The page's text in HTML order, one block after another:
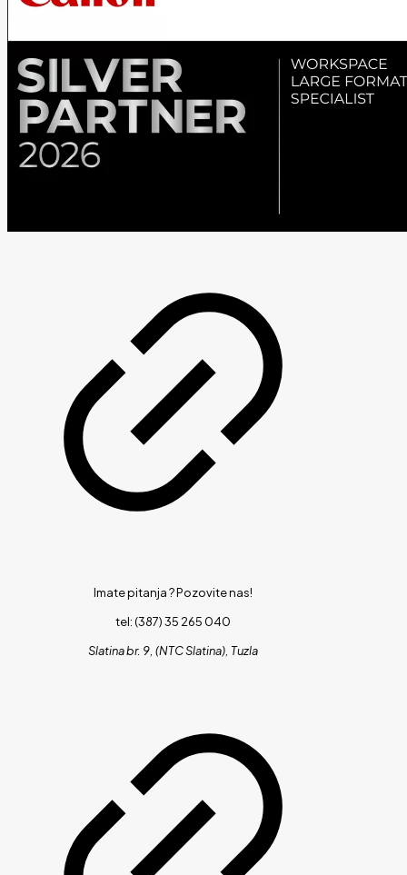
Imate pitanja ?Pozovite nas!
tel: (387) 35 265 040
Slatina br. 9, (NTC Slatina), Tuzla